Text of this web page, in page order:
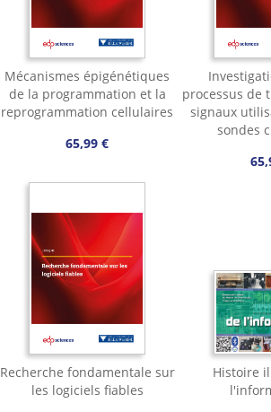
Mécanismes épigénétiques
de la programmation et la
reprogrammation cellulaires
65,99 €
processus de
signaux
sondes
Recherche fondamentale sur
les logiciels fiables
Histoire